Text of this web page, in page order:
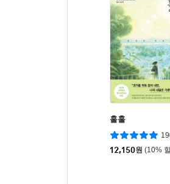
훌훌
12,150원 (10%